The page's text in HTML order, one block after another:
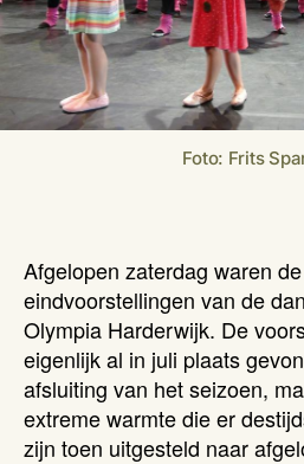
Foto: Frits
Afgelopen zaterdag waren
eindvoorstellingen van de
Olympia Harderwijk. De
eigenlijk al in juli plaats
afsluiting van het seizoen,
extreme warmte die er
zijn toen uitgesteld naar